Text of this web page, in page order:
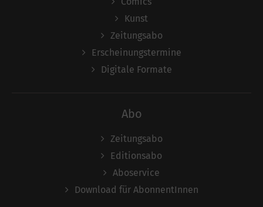
Kunst
Zeitungsabo
Erscheinungstermine
Digitale Formate
Abo
Zeitungsabo
Editionsabo
Aboservice
Download für AbonnentInnen